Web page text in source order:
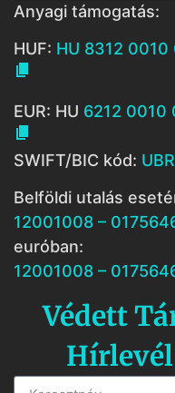
Anyagi támogatás:
HUF: HU 8312

EUR: HU 6212 0010

SWIFT/BIC kód:
Belföldi utalás
12001008 –
euróban:
12001008 –
Védett